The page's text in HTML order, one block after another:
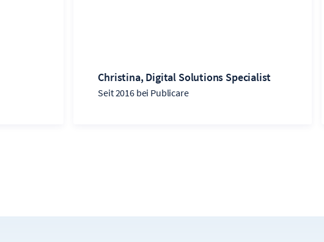
Christina, Digital Solutions Specialist
Seit 2016 bei Publicare